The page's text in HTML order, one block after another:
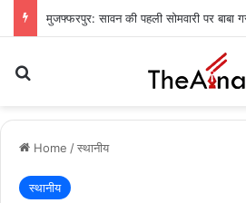
Home /स्थानीय
स्थानीय